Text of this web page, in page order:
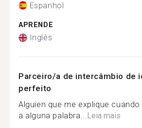
Espanhol
APRENDE
Inglês
Parceiro/a de intercâmbio de
perfeito
Alguien que me explique
a alguna palabra...Leia mais